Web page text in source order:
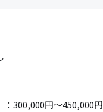
：300,000円～450,000円